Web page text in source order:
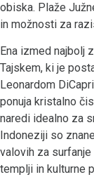
obiska. Plaže
in možnosti za
Ena izmed najbolj
Tajskem, ki je
Leonardom
ponuja kristalno
naredi idealno za
Indoneziji so
valovih za
templji in kulturne